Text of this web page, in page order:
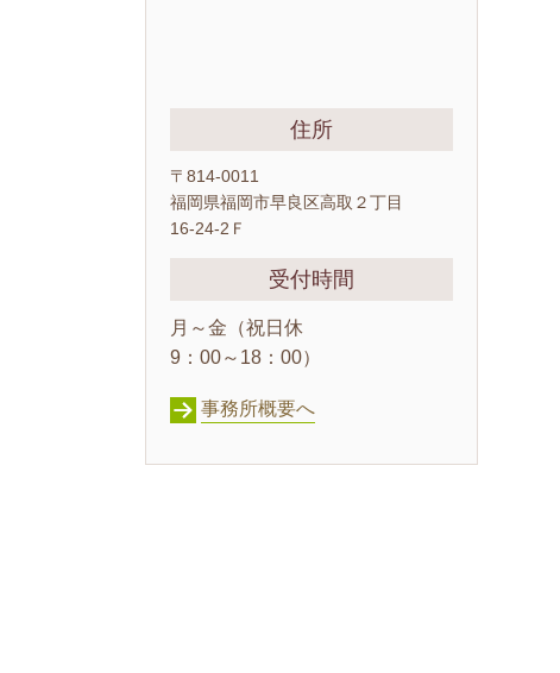
住所
〒814-0011
福岡県福岡市早良区高取２丁目
16-24-2Ｆ
受付時間
月～金（祝日休
9：00～18：00）
事務所概要へ